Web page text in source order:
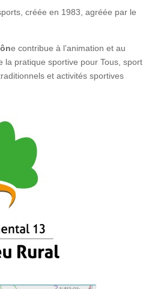
créée en 1983, agréée par le
e contribue à l’animation et au
la pratique sportive pour Tous, sport
et activités sportives